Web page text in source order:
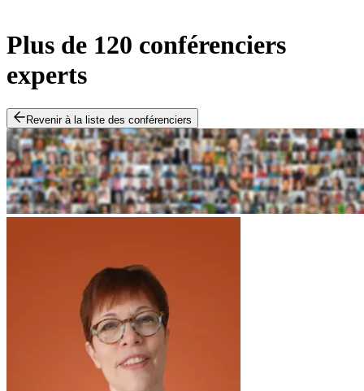
Plus de 120 conférenciers
experts
Revenir à la liste des conférenciers